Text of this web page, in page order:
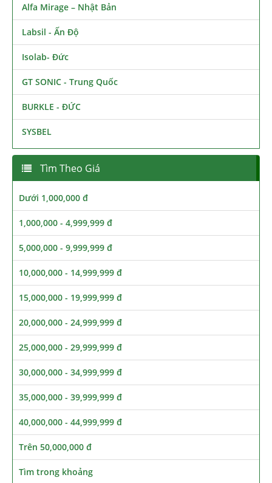
Alfa Mirage – Nhật Bản
Labsil - Ấn Độ
Isolab- Đức
GT SONIC - Trung Quốc
BURKLE - ĐỨC
SYSBEL
Tìm Theo Giá
Dưới 1,000,000 đ
1,000,000 - 4,999,999 đ
5,000,000 - 9,999,999 đ
10,000,000 - 14,999,999 đ
15,000,000 - 19,999,999 đ
20,000,000 - 24,999,999 đ
25,000,000 - 29,999,999 đ
30,000,000 - 34,999,999 đ
35,000,000 - 39,999,999 đ
40,000,000 - 44,999,999 đ
Trên 50,000,000 đ
Tìm trong khoảng